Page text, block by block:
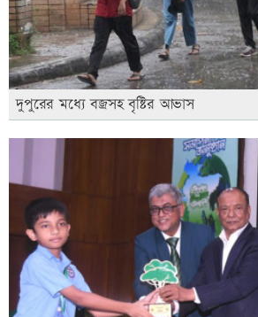
দুপুরের মধ্যে বজ্রসহ বৃষ্টির আভাস